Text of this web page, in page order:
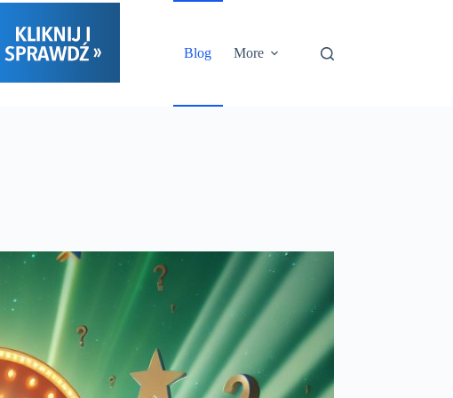
Blog
More